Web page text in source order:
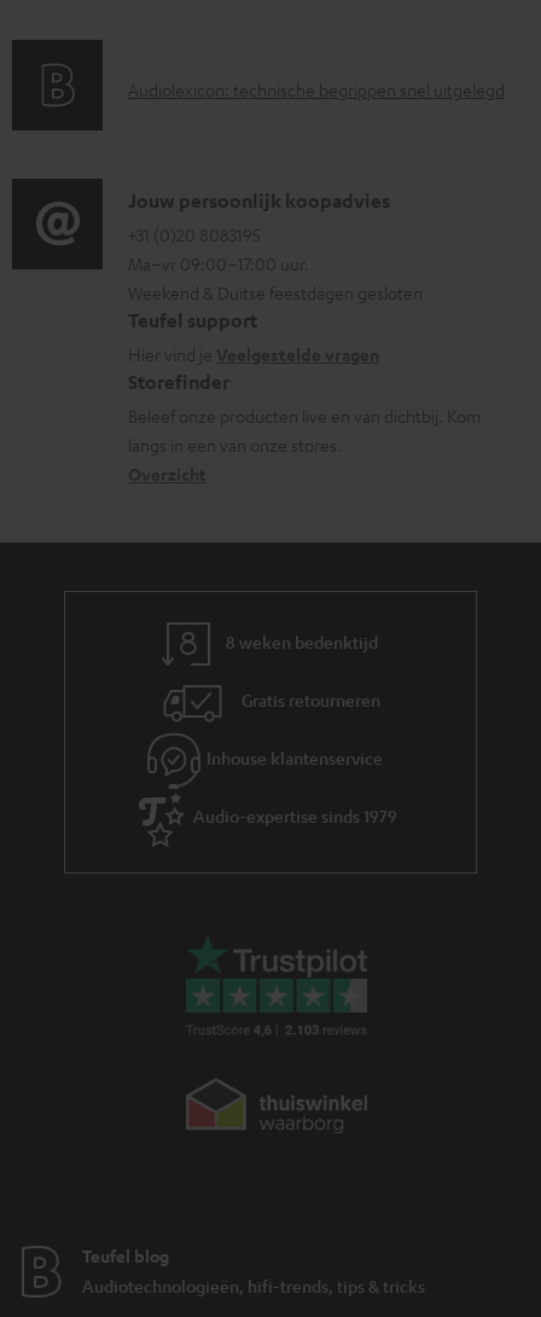
u
n
e
n
n
e
i
n
f
o
r
m
a
A
i
o
g
l
s
s
a
Audiolexicon: technische begrippen snel uitgelegd
C
o
n
t
a
c
t
i
r
Jouw persoonlijk koopadvies
+31 (0)20 8083195
Ma–vr 09:00–17:00 uur.
Weekend & Duitse feestdagen gesloten
Teufel support
Hier vind je
Storefinder
Beleef onze producten live en van dichtbij. Kom
langs in een van onze stores.
8 weken bedenktijd
Gratis retourneren
Inhouse klantenservice
Audio-expertise sinds 1979
Teufel blog
Audiotechnologieën, hifi-trends, tips & tricks